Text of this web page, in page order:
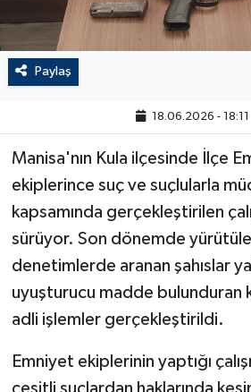
Paylaş
18.06.2026 - 18:11
Manisa'nın Kula ilçesinde İlçe
ekiplerince suç ve suçlularla
kapsamında gerçekleştirilen
sürüyor. Son dönemde
denetimlerde aranan şahıslar
uyuşturucu madde bulunduran
adli işlemler gerçekleştirildi.
Emniyet ekiplerinin yaptığı